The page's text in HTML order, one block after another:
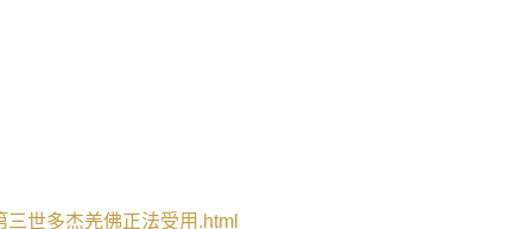
三世多杰羌佛正法受用 .html